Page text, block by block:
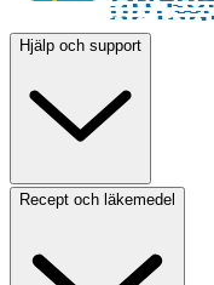
Hjälp och support
Recept och läkemedel